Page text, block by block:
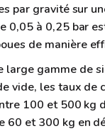
par gravité sur
0,05 à 0,25 bar
de manière
large gamme de
vide, les taux de
100 et 500 kg
60 et 300 kg en